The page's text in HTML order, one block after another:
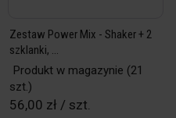
Zestaw Power Mix - Shaker + 2
szklanki, ...
Produkt w magazynie (21
szt.)
56,00 zł / szt.